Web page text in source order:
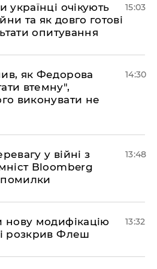
українці очікують
та як довго готові
опитування
15:03
як Федорова
втемну",
виконувати не
14:30
у війні з
Bloomberg
помилки
13:48
нову модифікацію
розкрив Флеш
13:32